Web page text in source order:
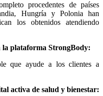
procedentes de países
Hungría y Polonia han
los obtenidos atendiendo
la plataforma StrongBody:
que ayude a los clientes a
activa de salud y bienestar: